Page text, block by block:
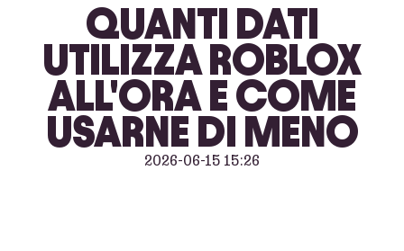
QUANTI DATI
UTILIZZA ROBLOX
ALL'ORA E COME
USARNE DI MENO
2026-06-15 15:26